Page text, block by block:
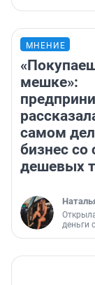
МНЕНИЕ
мешке»:
самом
бизнес со
дешевых
деньги